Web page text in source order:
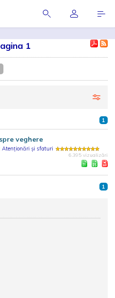
1
1
veghere
Atenționări și sfaturi
6.395 vizualizări
1